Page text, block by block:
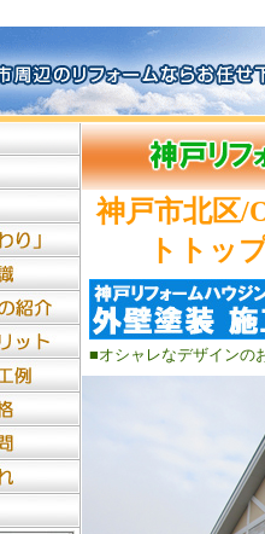
神戸市北区
トトッ
■オシャレなデザインの